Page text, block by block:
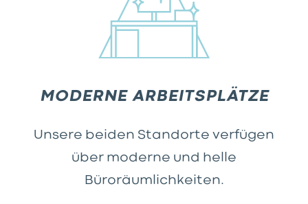
MODERNE ARBEITSPLÄTZE
Unsere beiden Standorte verfügen
über moderne und helle
Büroräumlichkeiten.